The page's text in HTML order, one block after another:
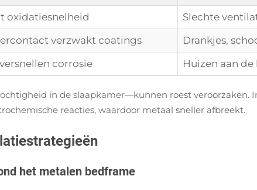
oxidatiesnelheid
Slechte
verzwakt coatings
Drankjes,
corrosie Huizen aan
in de slaapkamer—kunnen roest veroorzaken.
reacties, waardoor metaal sneller afbreekt.
het metalen bedframe